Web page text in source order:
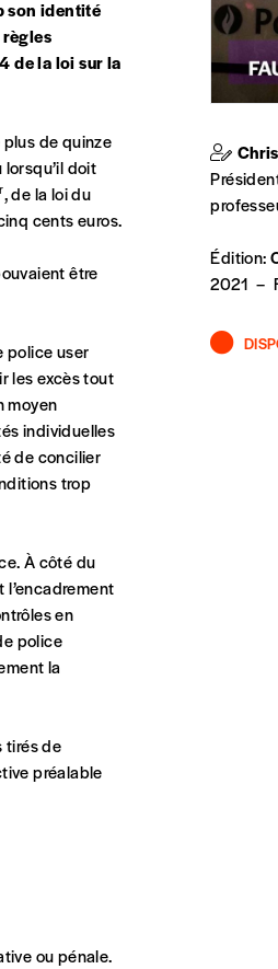
mots de passe ne correspondent pas
Ce paiement n’est pas
son identité
règles
de la loi sur la
de quinze
doit
, de la loi du
cents euros.
être
police user
les excès tout
moyen
individuelles
de concilier
trop
À côté du
en
police
la
tirés de
préalable
ou pénale.
Édition:
2021 –